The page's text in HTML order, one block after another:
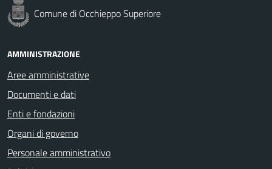
Comune di Occhieppo Superiore
AMMINISTRAZIONE
Aree amministrative
Documenti e dati
Enti e fondazioni
Organi di governo
Personale amministrativo